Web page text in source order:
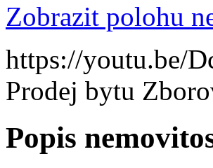
Zobrazit polohu
https://youtu.be/
Prodej bytu
Popis